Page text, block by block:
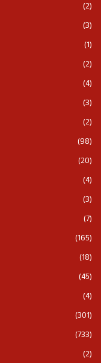
(2)
(3)
(1)
(2)
(4)
(3)
(2)
(98)
(20)
(4)
(3)
(7)
(165)
(18)
(45)
(4)
(301)
(733)
(2)